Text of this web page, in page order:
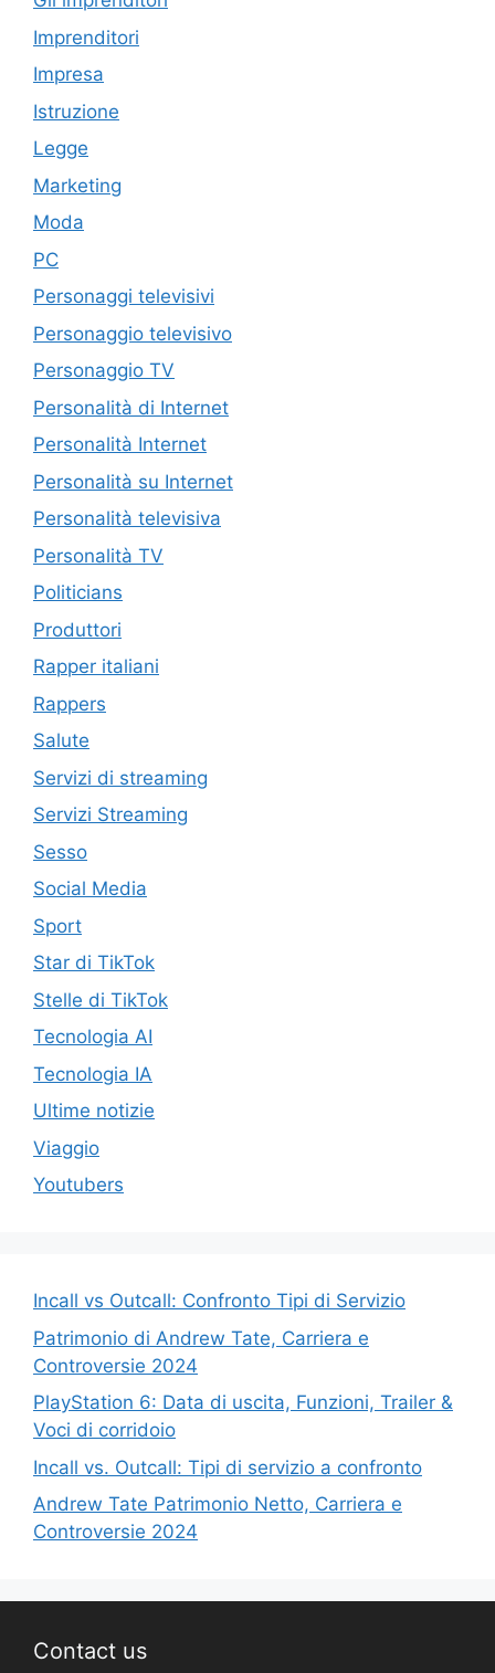
Imprenditori
Impresa
Istruzione
Legge
Marketing
Moda
PC
Personaggi televisivi
Personaggio televisivo
Personaggio TV
Personalità di Internet
Personalità Internet
Personalità su Internet
Personalità televisiva
Personalità TV
Politicians
Produttori
Rapper italiani
Rappers
Salute
Servizi di streaming
Servizi Streaming
Sesso
Social Media
Sport
Star di TikTok
Stelle di TikTok
Tecnologia AI
Tecnologia IA
Ultime notizie
Viaggio
Youtubers
Incall vs Outcall: Confronto Tipi di Servizio
Patrimonio di Andrew Tate, Carriera e
Controversie 2024
PlayStation 6: Data di uscita, Funzioni, Trailer &
Voci di corridoio
Incall vs. Outcall: Tipi di servizio a confronto
Andrew Tate Patrimonio Netto, Carriera e
Controversie 2024
Contact us